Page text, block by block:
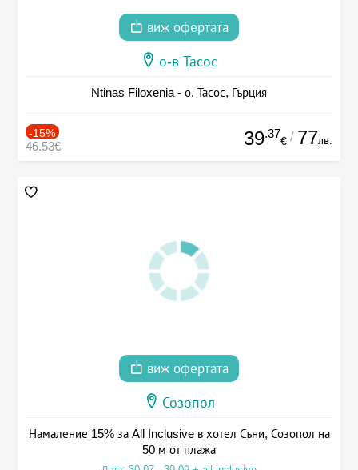
виж офертата
о-в Тасос
Ntinas Filoxenia - о. Тасос, Гърция
-15%
46.53€ 39.37
€ / 77лв.
виж офертата
Созопол
Намаление 15% за All Inclusive в хотел Съни, Созопол на
50 м от плажа